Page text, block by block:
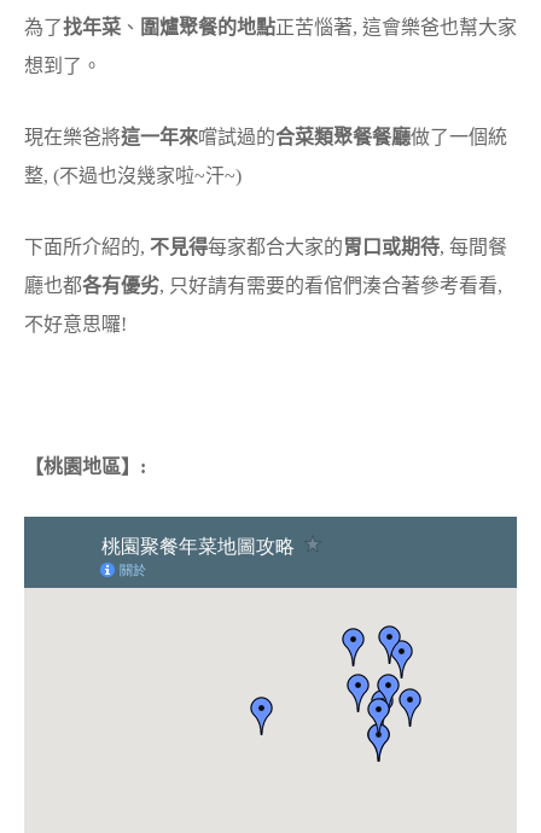
為了找年菜 、 圍爐聚餐的地點正苦惱著, 這會樂爸也幫大家
想到了。
現在樂爸將這一年來嚐試過的合菜類聚餐餐廳做了一個統
整, (不過也沒幾家啦~汗~)
下面所介紹的, 不見得每家都合大家的胃口或期待, 每間餐
廳也都各有優劣, 只好請有需要的看倌們湊合著參考看看,
不好意思囉!
【桃園地區】: